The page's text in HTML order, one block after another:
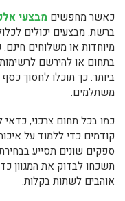
כאשר מחפשים מבצעי
ברשת. מבצעים יכולים
מיוחדות או משלוחים
בתחום או להירשם
ביותר. כך תוכלו לחסוך
משתלמים.
כמו בכל תחום צרכני, כדאי
קודמים כדי ללמוד על
ספקים שונים תסייע
תשכחו לבדוק את המגוון
אוהבים לשתות בקלות.